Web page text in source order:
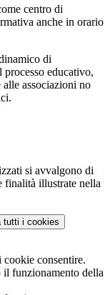
centro di
anche in orario
di
educativo,
associazioni no
si avvalgono di
finalità illustrate nella
tutti i cookies
cookie consentire.
il funzionamento della